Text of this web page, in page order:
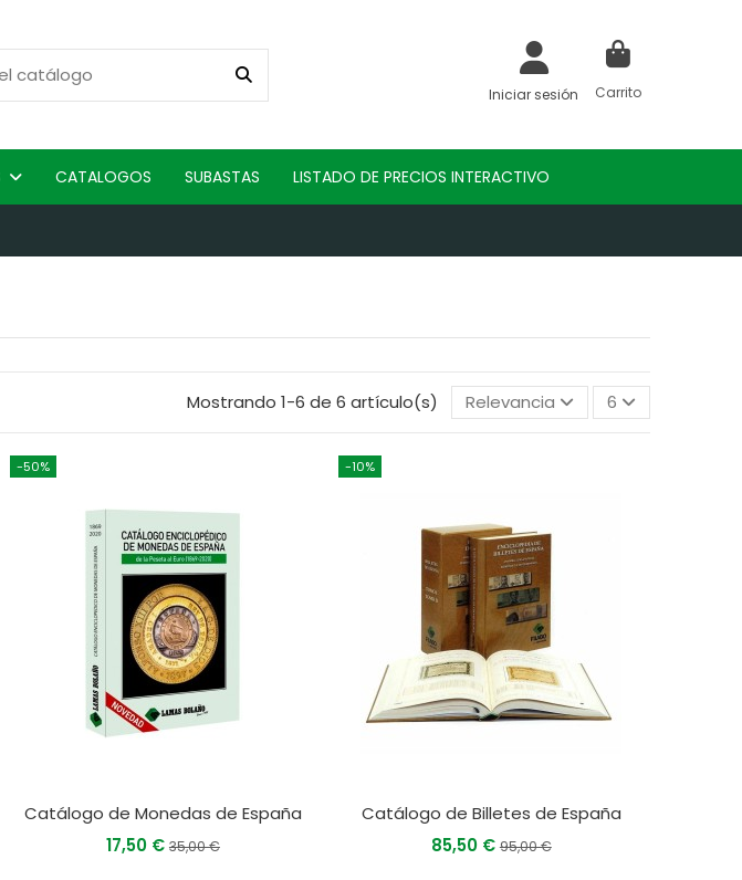
Iniciar sesión Carrito
CATALOGOS SUBASTAS LISTADO DE PRECIOS INTERACTIVO
Mostrando 1-6 de 6 artículo(s) Relevancia 6
-50%
Catálogo de Monedas de España
17,50 € 35,00 €
-10%
Catálogo de Billetes de España
85,50 €95,00 €